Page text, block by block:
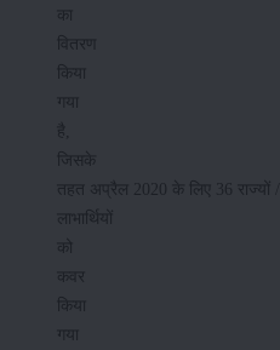
का
वितरण
किया
गया
है,
जिसके
तहत अप्रैल 2020 के लिए 36 राज्यों /
लाभार्थियों
को
कवर
किया
गया